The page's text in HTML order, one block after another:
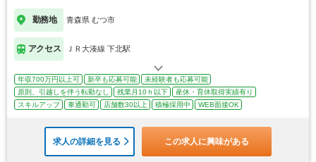
勤務地 青森県 むつ市
アクセス ＪＲ大湊線 下北駅
年収700万円以上可 新卒も応募可能
未経験者も応募可能
原則、引越しを伴う転勤なし
残業月10ｈ以下
産休・育休取得実績有り
スキルアップ
車通勤可 店舗数30以上 積極採用中 WEB面接OK
求人の詳細を見る この求人に興味がある